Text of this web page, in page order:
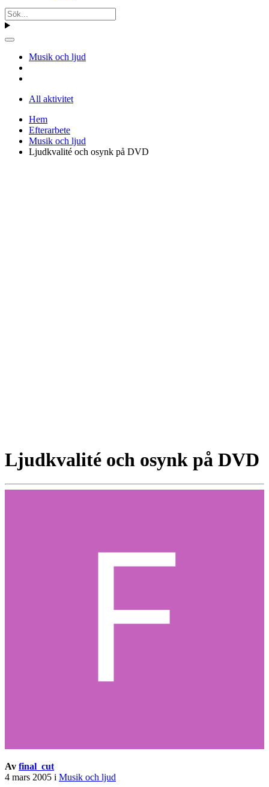
Musik och ljud
All aktivitet
Hem
Efterarbete
Musik och ljud
Ljudkvalité och osynk på DVD
Ljudkvalité och osynk på DVD
Av final_cut
4 mars 2005 i Musik och ljud